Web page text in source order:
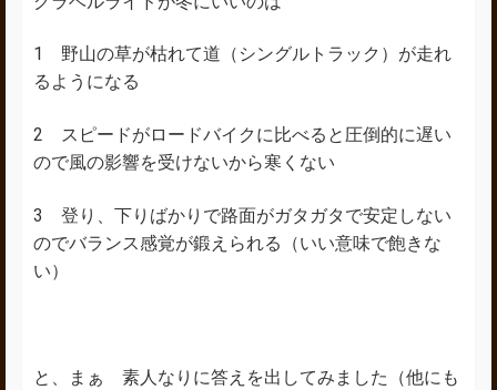
1 野山の草が枯れて道（シングルトラック）が走れ
るようになる
2 スピードがロードバイクに比べると圧倒的に遅い
ので風の影響を受けないから寒くない
3 登り、下りばかりで路面がガタガタで安定しない
のでバランス感覚が鍛えられる（いい意味で飽きな
い）
と、まぁ 素人なりに答えを出してみました（他にも